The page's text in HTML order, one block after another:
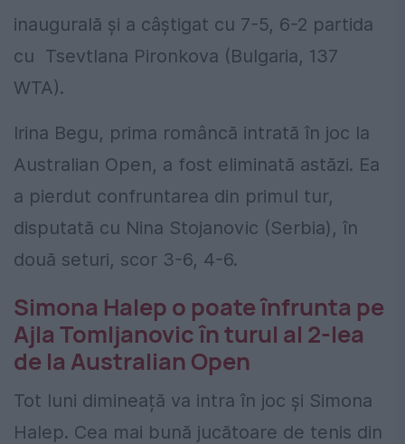
inaugurală și a câștigat cu 7-5, 6-2 partida
cu Tsevtlana Pironkova (Bulgaria, 137
WTA).
Irina Begu, prima româncă intrată în joc la
Australian Open, a fost eliminată astăzi. Ea
a pierdut confruntarea din primul tur,
disputată cu Nina Stojanovic (Serbia), în
două seturi, scor 3-6, 4-6.
Simona Halep o poate înfrunta pe
Ajla Tomljanovic în turul al 2-lea
de la Australian Open
Tot luni dimineață va intra în joc și Simona
Halep. Cea mai bună jucătoare de tenis din